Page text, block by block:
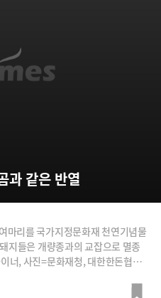
과 같은 반열
마리를 국가지정문화재 천연기념물
지들은 개량종과의 교잡으로 멸종
너, 사진=문화재청, 대한한돈협회,